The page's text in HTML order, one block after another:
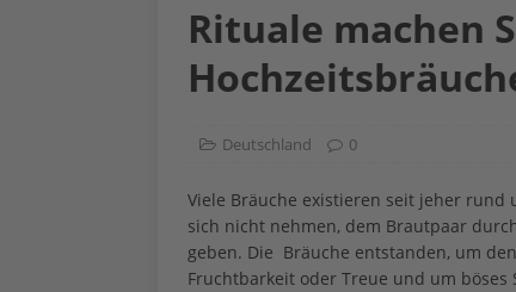
ALLGEMEIN
[ 24. März 2023 ]
Jucken auf acht Beinen…
Rituale machen
Deutschland 0
Viele Bräuche existieren seit jeher rund
sich nicht nehmen, dem Brautpaar
geben. Die Bräuche entstanden, um
Fruchtbarkeit oder Treue und um